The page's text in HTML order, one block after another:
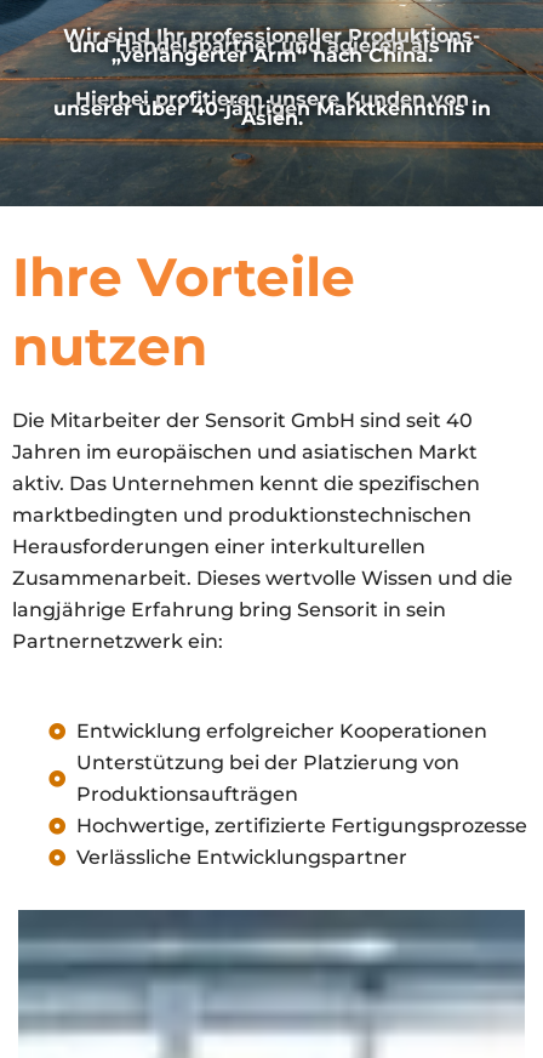
Wir sind Ihr professioneller Produktions-
und Handelspartner und agieren als Ihr
„verlängerter Arm“ nach China.
Hierbei profitieren unsere Kunden von
unserer über 40-jährigen Marktkenntnis in
Asien.
Ihre Vorteile
nutzen
Die Mitarbeiter der Sensorit GmbH sind seit 40
Jahren im europäischen und asiatischen Markt
aktiv. Das Unternehmen kennt die spezifischen
marktbedingten und produktionstechnischen
Herausforderungen einer interkulturellen
Zusammenarbeit. Dieses wertvolle Wissen und die
langjährige Erfahrung bring Sensorit in sein
Partnernetzwerk ein:
Entwicklung erfolgreicher Kooperationen​
Unterstützung bei der Platzierung von
Produktionsaufträgen
Hochwertige, zertifizierte Fertigungsprozesse
Verlässliche Entwicklungspartner